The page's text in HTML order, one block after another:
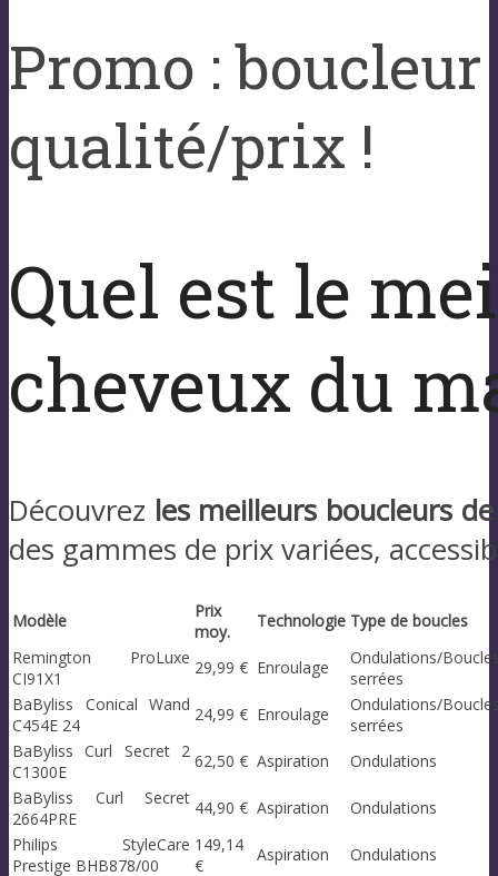
Promo :
qualité/prix !
Quel est le
cheveux du
Découvrez les meilleurs boucleurs
des gammes de prix variées,
Modèle
Prix
moy.
Technologie Type de boucles
Remington ProLuxe
CI91X1
29,99 € Enroulage
Ondulations/
serrées
BaByliss Conical Wand
C454E 24
24,99 € Enroulage
Ondulations/
serrées
BaByliss Curl Secret 2
C1300E
62,50 € Aspiration
Ondulations
BaByliss Curl Secret
2664PRE
44,90 € Aspiration
Ondulations
Philips StyleCare
Prestige BHB878/00
149,14
€
Aspiration
Ondulations